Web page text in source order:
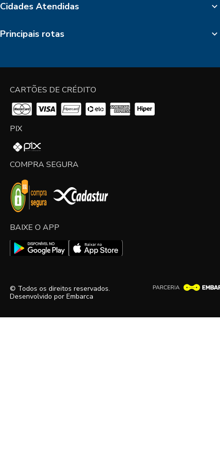
Cidades Atendidas
Principais rotas
CARTÕES DE CRÉDITO
PIX
COMPRA SEGURA
BAIXE O APP
© Todos os direitos reservados.
Desenvolvido por Embarca